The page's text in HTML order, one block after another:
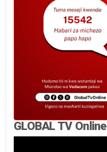
GLOBAL TV Online